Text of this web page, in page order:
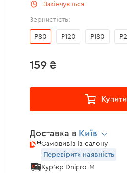
Закінчується
Зернистість:
Р80 Р120 Р180
159 ₴
Купити
Доставка в Київ
Самовивіз із салону
Перевірити наявність
Кур'єр Dnipro-M